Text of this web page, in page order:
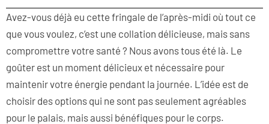
Avez-vous déjà eu cette fringale de l’après-midi où tout ce
que vous voulez, c’est une collation délicieuse, mais sans
compromettre votre santé ? Nous avons tous été là. Le
goûter est un moment délicieux et nécessaire pour
maintenir votre énergie pendant la journée. L’idée est de
choisir des options qui ne sont pas seulement agréables
pour le palais, mais aussi bénéfiques pour le corps.